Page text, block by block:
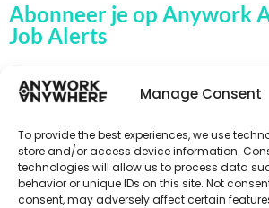
Manage Consent
To provide the best experiences, we use
store and/or access device information.
technologies will allow us to process data
behavior or unique IDs on this site. Not
consent, may adversely affect certain
Abonneer je op Anywork
Job Alerts
🌞 ONTVANG JOB